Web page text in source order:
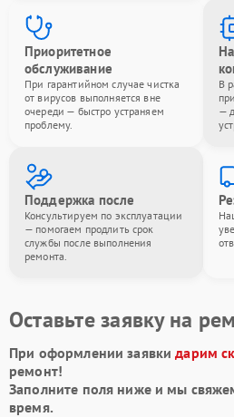
Приоритетное
обслуживание
При гарантийном случае чистка
от вирусов выполняется вне
очереди — быстро устраняем
проблему.
В
—
Поддержка после
Консультируем по эксплуатации
— помогаем продлить срок
службы после выполнения
ремонта.
Оставьте заявку на
При оформлении заявкидарим
ремонт!
Заполните поля ниже и мы
время.